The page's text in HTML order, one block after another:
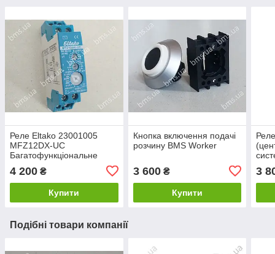
Реле Eltako 23001005
MFZ12DX-UC
Багатофункціональне
4 200 ₴
Купити
Кнопка включення подачі
розчину BMS Worker
3 600₴
Купити
3
Подібні товари компанії